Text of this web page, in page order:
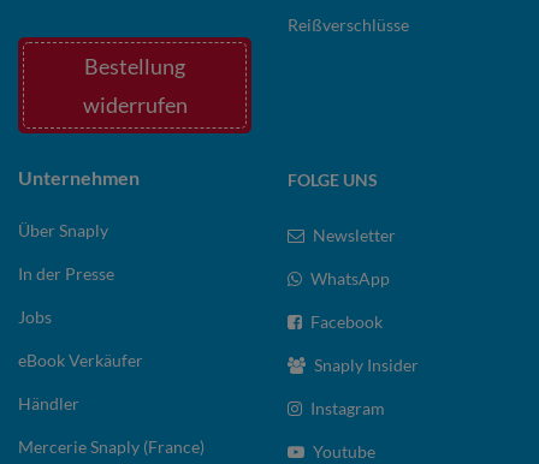
Bestellung
widerrufen
Reißverschlüsse
Unternehmen
Über Snaply
In der Presse
Jobs
eBook Verkäufer
Händler
Mercerie Snaply (France)
FOLGE UNS
Newsletter
WhatsApp
Facebook
Snaply Insider
Instagram
Youtube